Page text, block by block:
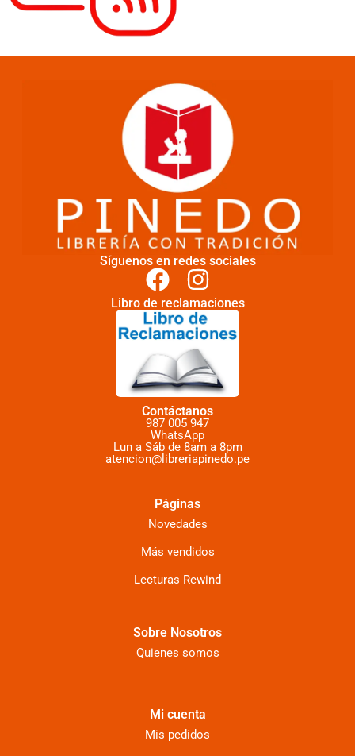
Síguenos en redes sociales
Libro de reclamaciones
Contáctanos
987 005 947
WhatsApp
Lun a Sáb de 8am a 8pm
atencion@libreriapinedo.pe
Páginas
Novedades
Más vendidos
Lecturas Rewind
Sobre Nosotros
Quienes somos
Mi cuenta
Mis pedidos